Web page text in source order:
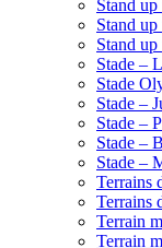
Stand
Stand
Stand
Stade –
Stade
Stade –
Stade –
Stade –
Stade –
Terrains
Terrains
Terrain
Terrain